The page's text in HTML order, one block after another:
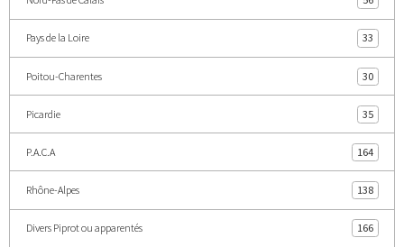
Pays de la Loire 33
Poitou-Charentes 30
Picardie 35
P.A.C.A 164
Rhône-Alpes 138
Divers Piprot ou apparentés 166